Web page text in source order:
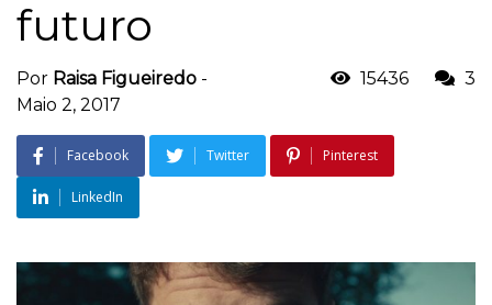
futuro
Por Raisa Figueiredo -
Maio 2, 2017
15436 3
Facebook Twitter Pinterest
LinkedIn